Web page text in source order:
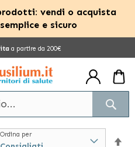
vendi o acquista
e sicuro
a partire da 200€
Ordina per